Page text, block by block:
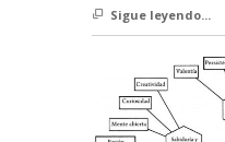
Sigue leyendo...